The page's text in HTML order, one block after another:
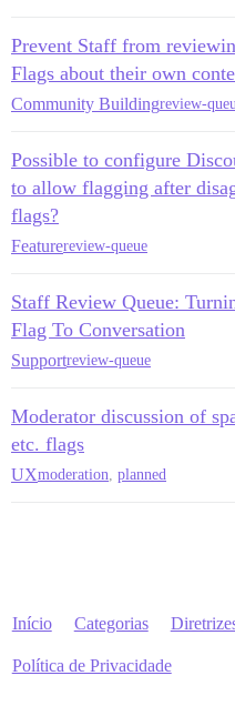
Prevent Staff from
Flags about their own
Community Buildingreview-
Possible to configure
to allow flagging after
flags?
Featurereview-queue
Staff Review Queue:
Flag To Conversation
Supportreview-queue
Moderator discussion of
etc. flags
UXmoderation, planned
Início Categorias
Política de Privacidade